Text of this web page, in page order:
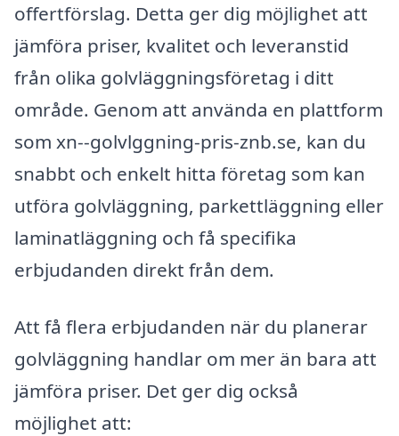
offertförslag. Detta ger dig möjlighet att
jämföra priser, kvalitet och leveranstid
från olika golvläggningsföretag i ditt
område. Genom att använda en plattform
som xn--golvlggning-pris-znb.se, kan du
snabbt och enkelt hitta företag som kan
utföra golvläggning, parkettläggning eller
laminatläggning och få specifika
erbjudanden direkt från dem.
Att få flera erbjudanden när du planerar
golvläggning handlar om mer än bara att
jämföra priser. Det ger dig också
möjlighet att: